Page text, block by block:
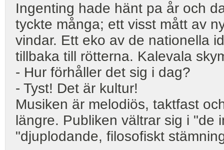
Ingenting hade hänt pa år och
tyckte många; ett visst mått av
vindar. Ett eko av de nationella
tillbaka till rötterna. Kalevala
- Hur förhåller det sig i dag?
- Tyst! Det är kultur!
Musiken är melodiös, taktfast
längre. Publiken vältrar sig i "de
"djuplodande, filosofiskt